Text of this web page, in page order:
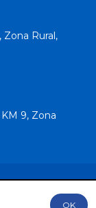
Zona Rural,
9, Zona
OK